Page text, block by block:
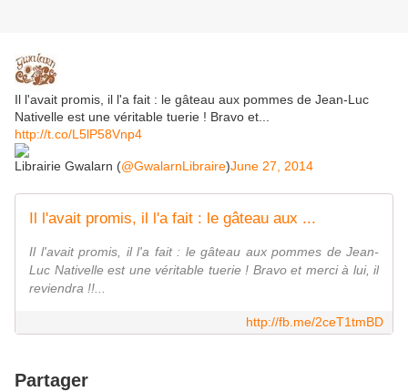
Il l'avait promis, il l'a fait : le gâteau aux pommes de Jean-Luc
Nativelle est une véritable tuerie ! Bravo et...
http://t.co/L5lP58Vnp4
Librairie Gwalarn (@GwalarnLibraire)June 27, 2014
Il l'avait promis, il l'a fait : le gâteau aux ...
Il l'avait promis, il l'a fait : le gâteau aux pommes de Jean-
Luc Nativelle est une véritable tuerie ! Bravo et merci à lui, il
reviendra !!...
http://fb.me/2ceT1tmBD
Partager